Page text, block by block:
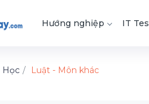
Hướng nghiệp IT
Học Luật - Môn khác